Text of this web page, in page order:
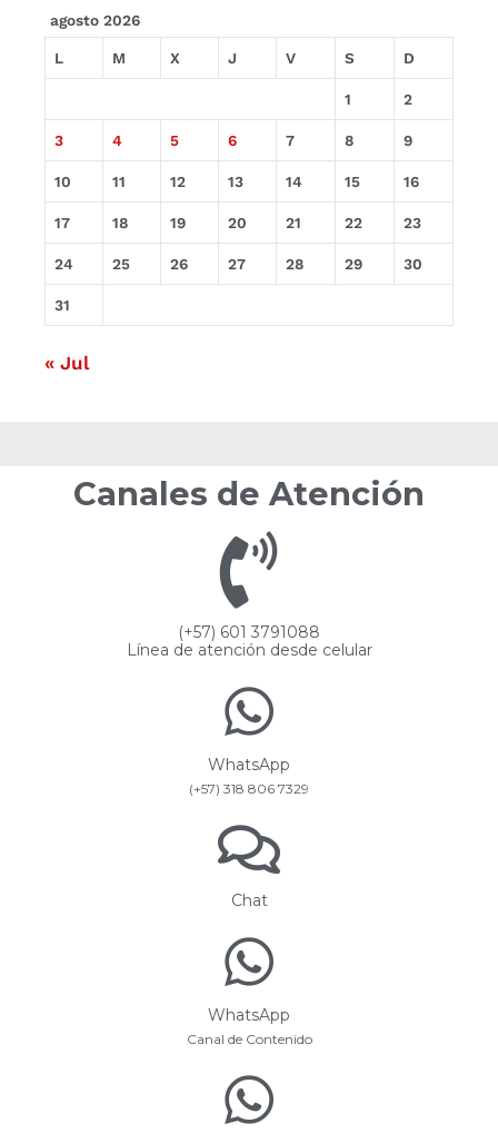
agosto 2026
L M X J V S D
1 2
3 4 5 6 7 8 9
10 11 12 13 14 15 16
17 18 19 20 21 22 23
24 25 26 27 28 29 30
31
« Jul
Canales de Atención
(+57) 601 3791088
Línea de atención desde celular
WhatsApp
(+57) 318 806 7329
Chat
WhatsApp
Canal de Contenido